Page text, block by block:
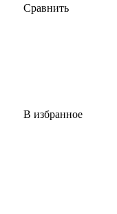
Сравнить
В избранное